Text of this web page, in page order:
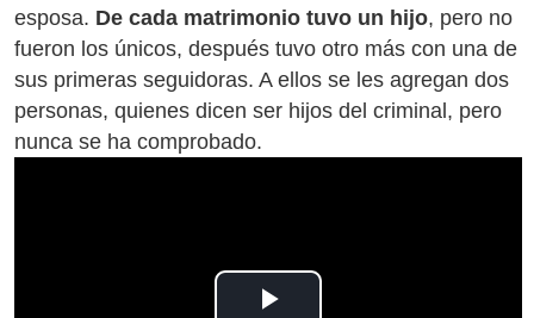
esposa. De cada matrimonio tuvo un hijo, pero no
fueron los únicos, después tuvo otro más con una de
sus primeras seguidoras. A ellos se les agregan dos
personas, quienes dicen ser hijos del criminal, pero
nunca se ha comprobado.